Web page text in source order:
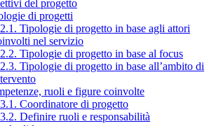
del progetto
di progetti
Tipologie di progetto in base agli attori
nel servizio
Tipologie di progetto in base al focus
Tipologie di progetto in base all’ambito di
ruoli e figure coinvolte
Coordinatore di progetto
Definire ruoli e responsabilità